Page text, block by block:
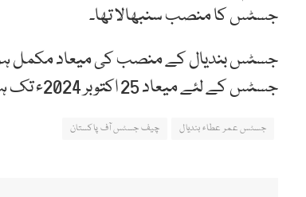
جسٹس کا منصب سنبھالا تھا۔
جسٹس بندیال کے منصب کی میعاد مکمل
جسٹس کے لئے میعاد 25 اکتوبر 2024ء تک ہوگی۔
جسٹس عمر عطاء بندیال چیف جسٹس آف پاکستان